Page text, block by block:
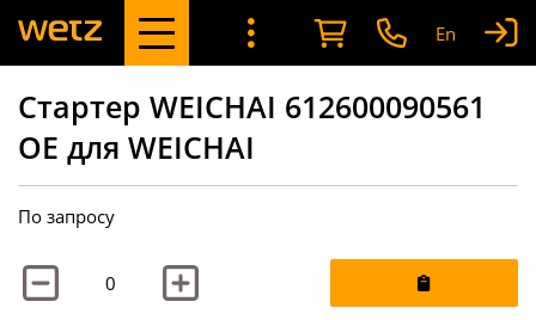
En
Стартер WEICHAI 612600090561
OE для WEICHAI
По запросу